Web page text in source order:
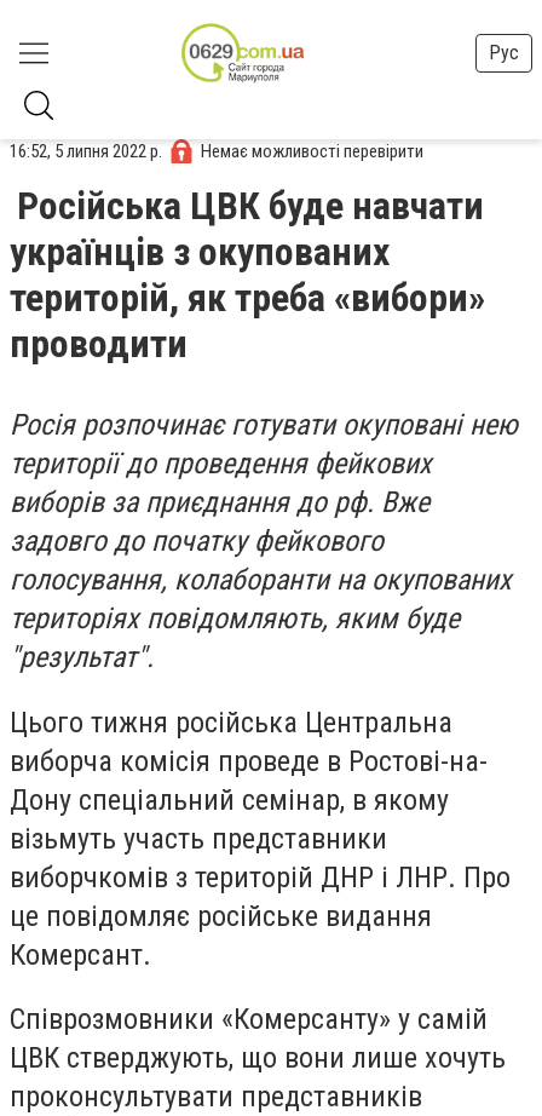
Рус
16:52, 5 липня 2022 р. Немає можливості перевірити
Російська ЦВК буде навчати
українців з окупованих
територій, як треба «вибори»
проводити
Росія розпочинає готувати окуповані нею
території до проведення фейкових
виборів за приєднання до рф. Вже
задовго до початку фейкового
голосування, колаборанти на окупованих
територіях повідомляють, яким буде
"результат".
Цього тижня російська Центральна
виборча комісія проведе в Ростові-на-
Дону спеціальний семінар, в якому
візьмуть участь представники
виборчкомів з територій ДНР і ЛНР. Про
це повідомляє російське видання
Комерсант.
Співрозмовники «Комерсанту» у самій
ЦВК стверджують, що вони лише хочуть
проконсультувати представників